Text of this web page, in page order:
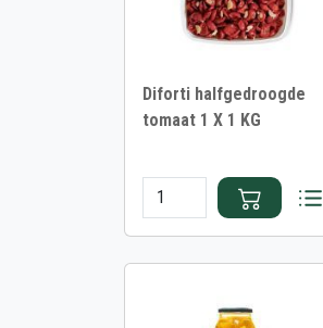
Diforti halfgedroogde
tomaat 1 X 1 KG